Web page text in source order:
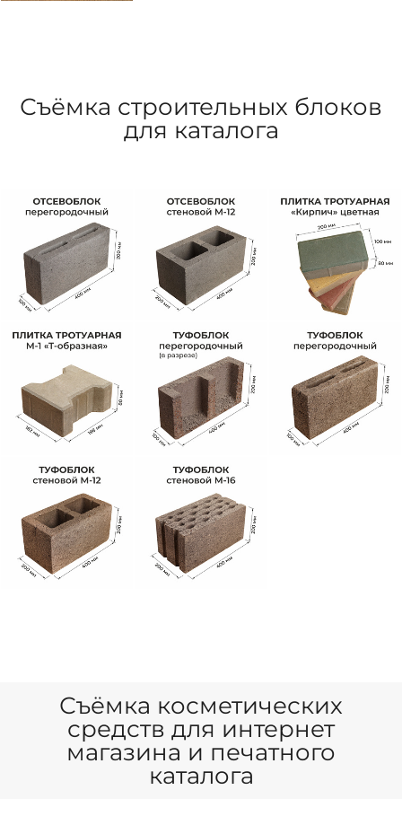
Съёмка строительных блоков
для каталога
Съёмка косметических
средств для интернет
магазина и печатного
каталога